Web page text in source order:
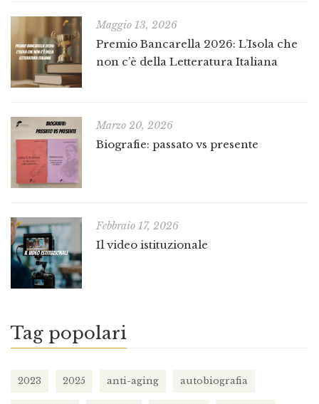
Maggio 13, 2026
Premio Bancarella 2026: L’Isola che
non c’è della Letteratura Italiana
Marzo 20, 2026
Biografie: passato vs presente
Febbraio 17, 2026
Il video istituzionale
Tag popolari
2023 2025 anti-aging autobiografia